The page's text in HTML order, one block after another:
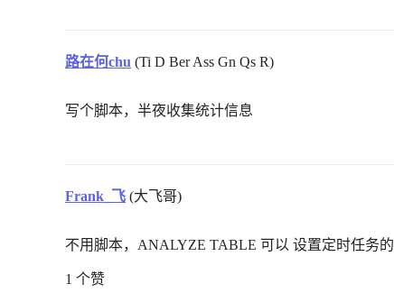
路在何chu (Ti D Ber Ass Gn Qs R)
写个脚本，半夜收集统计信息
Frank_飞 (大飞哥)
不用脚本，ANALYZE TABLE 可以 设置定时任务的
1 个赞